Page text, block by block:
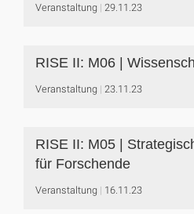
Veranstaltung 29.11.23
RISE II: M06 |
Veranstaltung 23.11.23
RISE II: M05 |
für Forschende
Veranstaltung 16.11.23